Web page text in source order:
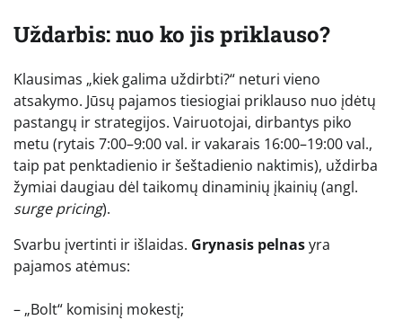
Uždarbis: nuo ko jis priklauso?
Klausimas „kiek galima uždirbti?“ neturi vieno
atsakymo. Jūsų pajamos tiesiogiai priklauso nuo įdėtų
pastangų ir strategijos. Vairuotojai, dirbantys piko
metu (rytais 7:00–9:00 val. ir vakarais 16:00–19:00 val.,
taip pat penktadienio ir šeštadienio naktimis), uždirba
žymiai daugiau dėl taikomų dinaminių įkainių (angl.
surge pricing).
Svarbu įvertinti ir išlaidas. Grynasis pelnasyra
pajamos atėmus:
– „Bolt“ komisinį mokestį;